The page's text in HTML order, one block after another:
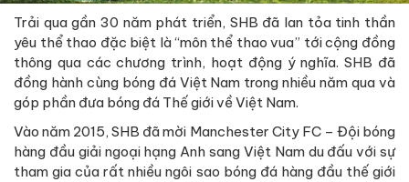
Trải qua gần 30 năm phát triển, SHB đã lan tỏa tinh thần
yêu thể thao đặc biệt là “môn thể thao vua” tới cộng đồng
thông qua các chương trình, hoạt động ý nghĩa. SHB đã
đồng hành cùng bóng đá Việt Nam trong nhiều năm qua và
góp phần đưa bóng đá Thế giới về Việt Nam.
Vào năm 2015, SHB đã mời Manchester City FC – Đội bóng
hàng đầu giải ngoại hạng Anh sang Việt Nam du đấu với sự
tham gia của rất nhiều ngôi sao bóng đá hàng đầu thế giới